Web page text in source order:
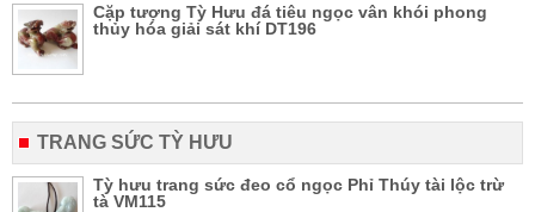
Cặp tượng Tỳ Hưu đá tiêu ngọc vân khói phong
thủy hóa giải sát khí DT196
TRANG SỨC TỲ HƯU
Tỳ hưu trang sức đeo cổ ngọc Phỉ Thúy tài lộc trừ
tà VM115